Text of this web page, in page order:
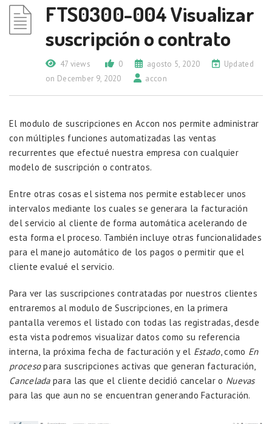
FTS0300-004 Visualizar
suscripción o contrato
47 views 0 agosto 5, 2020
Updated
on December 9, 2020
accon
El modulo de suscripciones en Accon nos permite administrar
con múltiples funciones automatizadas las ventas
recurrentes que efectué nuestra empresa con cualquier
modelo de suscripción o contratos.
Entre otras cosas el sistema nos permite establecer unos
intervalos mediante los cuales se generara la facturación
del servicio al cliente de forma automática acelerando de
esta forma el proceso. También incluye otras funcionalidades
para el manejo automático de los pagos o permitir que el
cliente evalué el servicio.
Para ver las suscripciones contratadas por nuestros clientes
entraremos al modulo de Suscripciones, en la primera
pantalla veremos el listado con todas las registradas, desde
esta vista podremos visualizar datos como su referencia
interna, la próxima fecha de facturación y el Estado, como En
procesopara suscripciones activas que generan facturación,
Canceladapara las que el cliente decidió cancelar o Nuevas
para las que aun no se encuentran generando Facturación.